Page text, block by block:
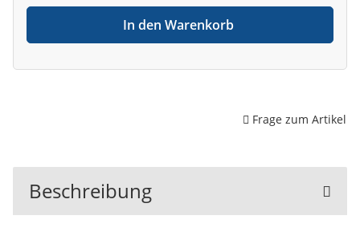
In den Warenkorb
Frage zum Artikel
Beschreibung